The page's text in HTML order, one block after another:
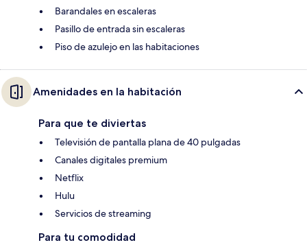
Barandales en escaleras
Pasillo de entrada sin escaleras
Piso de azulejo en las habitaciones
Amenidades en la habitación
Para que te diviertas
Televisión de pantalla plana de 40 pulgadas
Canales digitales premium
Netflix
Hulu
Servicios de streaming
Para tu comodidad